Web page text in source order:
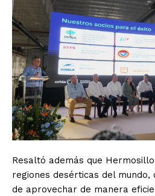
Resaltó además que
regiones desérticas del
de aprovechar de manera